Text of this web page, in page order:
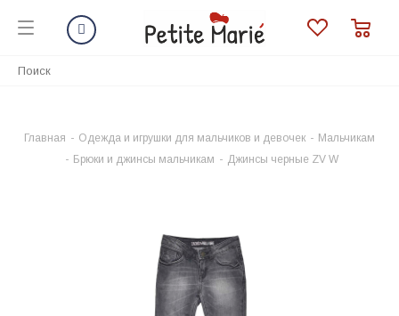
Главная - Одежда и игрушки для мальчиков и девочек - Мальчикам
- Брюки и джинсы мальчикам - Джинсы черные ZV W